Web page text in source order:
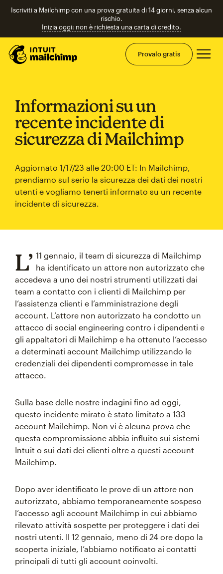
Iscriviti a Mailchimp con una prova gratuita di 14 giorni, senza alcun
rischio.
Inizia oggi: non è richiesta una carta di credito.
Provalo gratis
Informazioni su un
recente incidente di
sicurezza di Mailchimp
Aggiornato 1/17/23 alle 20:00 ET: In Mailchimp,
prendiamo sul serio la sicurezza dei dati dei nostri
utenti e vogliamo tenerti informato su un recente
incidente di sicurezza.
L’ 11 gennaio, il team di sicurezza di Mailchimp
ha identificato un attore non autorizzato che
accedeva a uno dei nostri strumenti utilizzati dai
team a contatto con i clienti di Mailchimp per
l’assistenza clienti e l’amministrazione degli
account. L’attore non autorizzato ha condotto un
attacco di social engineering contro i dipendenti e
gli appaltatori di Mailchimp e ha ottenuto l’accesso
a determinati account Mailchimp utilizzando le
credenziali dei dipendenti compromesse in tale
attacco.
Sulla base delle nostre indagini fino ad oggi,
questo incidente mirato è stato limitato a 133
account Mailchimp. Non vi è alcuna prova che
questa compromissione abbia influito sui sistemi
Intuit o sui dati dei clienti oltre a questi account
Mailchimp.
Dopo aver identificato le prove di un attore non
autorizzato, abbiamo temporaneamente sospeso
l’accesso agli account Mailchimp in cui abbiamo
rilevato attività sospette per proteggere i dati dei
nostri utenti. Il 12 gennaio, meno di 24 ore dopo la
scoperta iniziale, l’abbiamo notificato ai contatti
principali di tutti gli account coinvolti.